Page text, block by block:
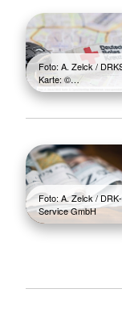
Foto: A. Zelck /
Karte: ©…
Foto: A. Zelck / DRK-
Service GmbH